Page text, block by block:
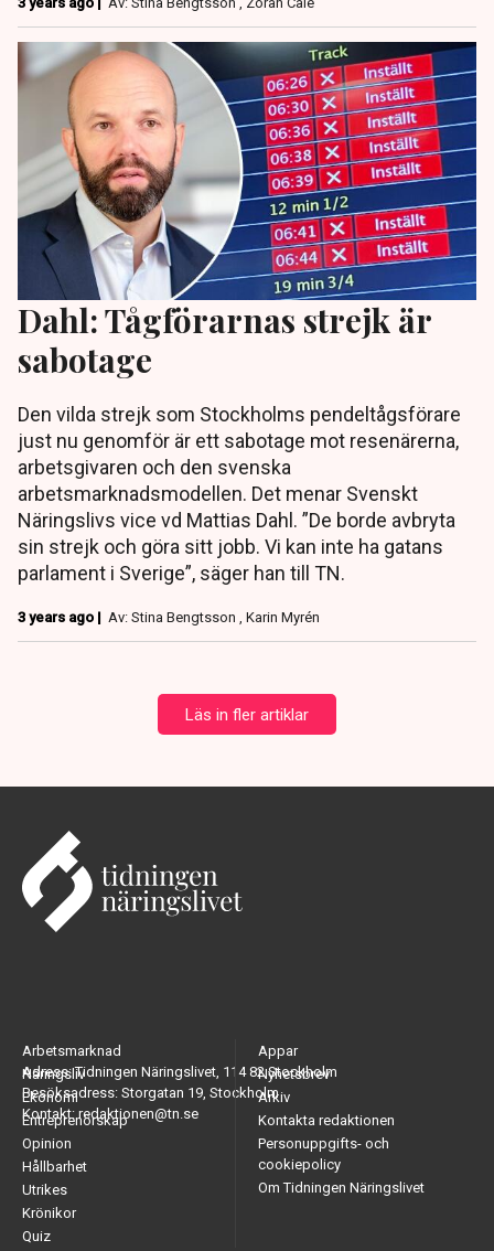
Dahl: Tågförarnas strejk är
sabotage
Den vilda strejk som Stockholms pendeltågsförare
just nu genomför är ett sabotage mot resenärerna,
arbetsgivaren och den svenska
arbetsmarknadsmodellen. Det menar Svenskt
Näringslivs vice vd Mattias Dahl. ”De borde avbryta
sin strejk och göra sitt jobb. Vi kan inte ha gatans
parlament i Sverige”, säger han till TN.
3 years ago | Av: Stina Bengtsson , Karin Myrén
Läs in fler artiklar
Adress: Tidningen Näringslivet, 114 82 Stockholm
Besöksadress: Storgatan 19, Stockholm
Kontakt: redaktionen@tn.se
Arbetsmarknad
Näringsliv
Ekonomi
Entreprenörskap
Opinion
Hållbarhet
Utrikes
Krönikor
Quiz
Appar
Nyhetsbrev
Arkiv
Kontakta redaktionen
Personuppgifts- och
cookiepolicy
Om Tidningen Näringslivet